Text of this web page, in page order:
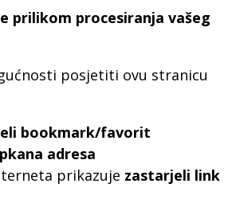
prilikom procesiranja vašeg
posjetiti ovu stranicu
bookmark/favorit
adresa
prikazuje zastarjeli link